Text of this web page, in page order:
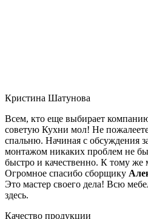
Кристина Шатунова
Всем, кто еще выбирает
советую Кухни мол! Не
спальню. Начиная с обсуждения
монтажом никаких проблем не
быстро и качественно. К тому же
Огромное спасибо сборщику
Это мастер своего дела! Всю
здесь.
Качество продукции